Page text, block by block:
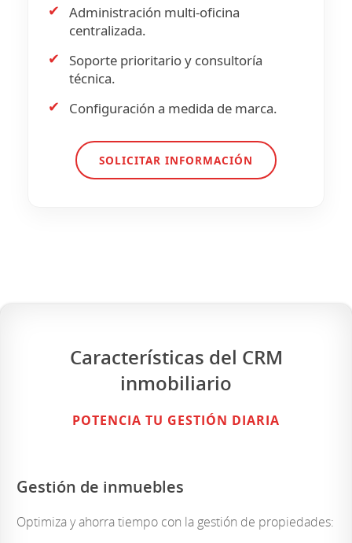
✔
Administración multi-oficina
centralizada.
✔
Soporte prioritario y consultoría
técnica.
✔ Configuración a medida de marca.
SOLICITAR INFORMACIÓN
Características del CRM
inmobiliario
POTENCIA TU GESTIÓN DIARIA
Gestión de inmuebles
Optimiza y ahorra tiempo con la gestión de propiedades: